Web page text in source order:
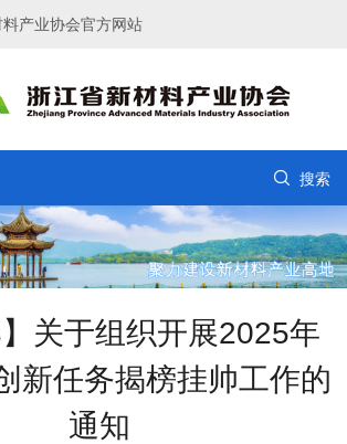
产业协会官方网站
 搜索
】关于组织开展2025年
新任务揭榜挂帅工作的
通知